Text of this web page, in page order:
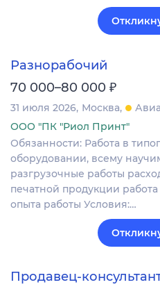
Разнорабочий
70 000–80 000 ₽
31 июля 2026 Москва
ООО "ПК "Риол Принт"
Обязанности: Работа в
оборудовании, всему
разгрузочные работы
печатной продукции
опыта работы Условия:…
Продавец-